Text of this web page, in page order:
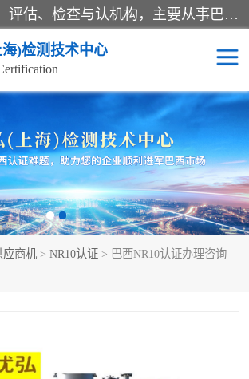
*是一家的测试、评估、检查与认机构，主要从事巴西NR10认证、NR12认证、NR13认证；ANATEL认证、INMTRO认证，欧盟CE认证：MD认证，PED认证，MID认证，ATEX认证，德国蓝色天使认证。
)检测技术中心
应商机 > NR10认证 > 巴西NR10认证办理咨询
NR10认证
NR13认证
巴西NR认证
RETIE认证